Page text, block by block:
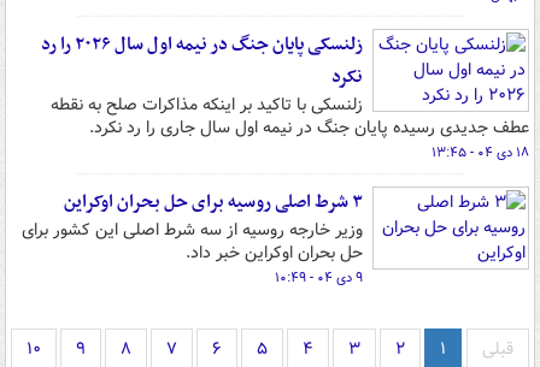
زلنسکی پایان جنگ در نیمه اول سال ۲۰۲۶ را رد
نکرد
زلنسکی با تاکید بر اینکه مذاکرات صلح به نقطه
عطف جدیدی رسیده پایان جنگ در نیمه اول سال جاری را رد نکرد.
۱۸ دی ۰۴ - ۱۳:۴۵
۳ شرط اصلی روسیه برای حل بحران اوکراین
وزیر خارجه روسیه از سه شرط اصلی این کشور برای
حل بحران اوکراین خبر داد.
۹ دی ۰۴ - ۱۰:۴۹
قبلی ۱ ۲ ۳ ۴ ۵ ۶ ۷ ۸ ۹ ۱۰